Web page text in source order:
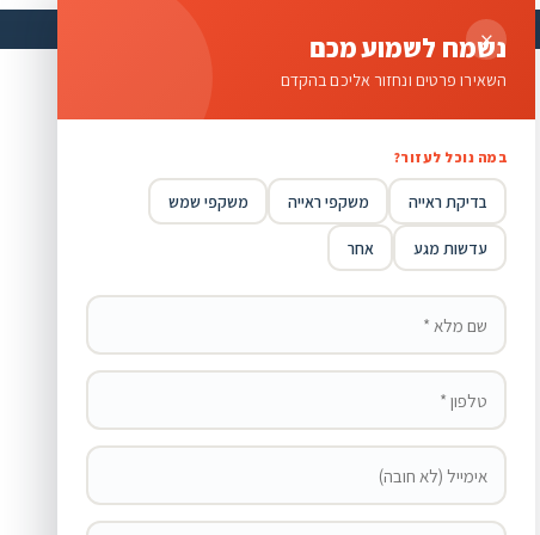
×
נשמח לשמוע מכם
השאירו פרטים ונחזור אליכם בהקדם
במה נוכל לעזור?
בדיקת ראייה משקפי ראייה משקפי שמש
עדשות מגע אחר